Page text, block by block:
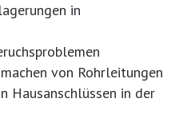
in
von Rohrleitungen
Hausanschlüssen in der